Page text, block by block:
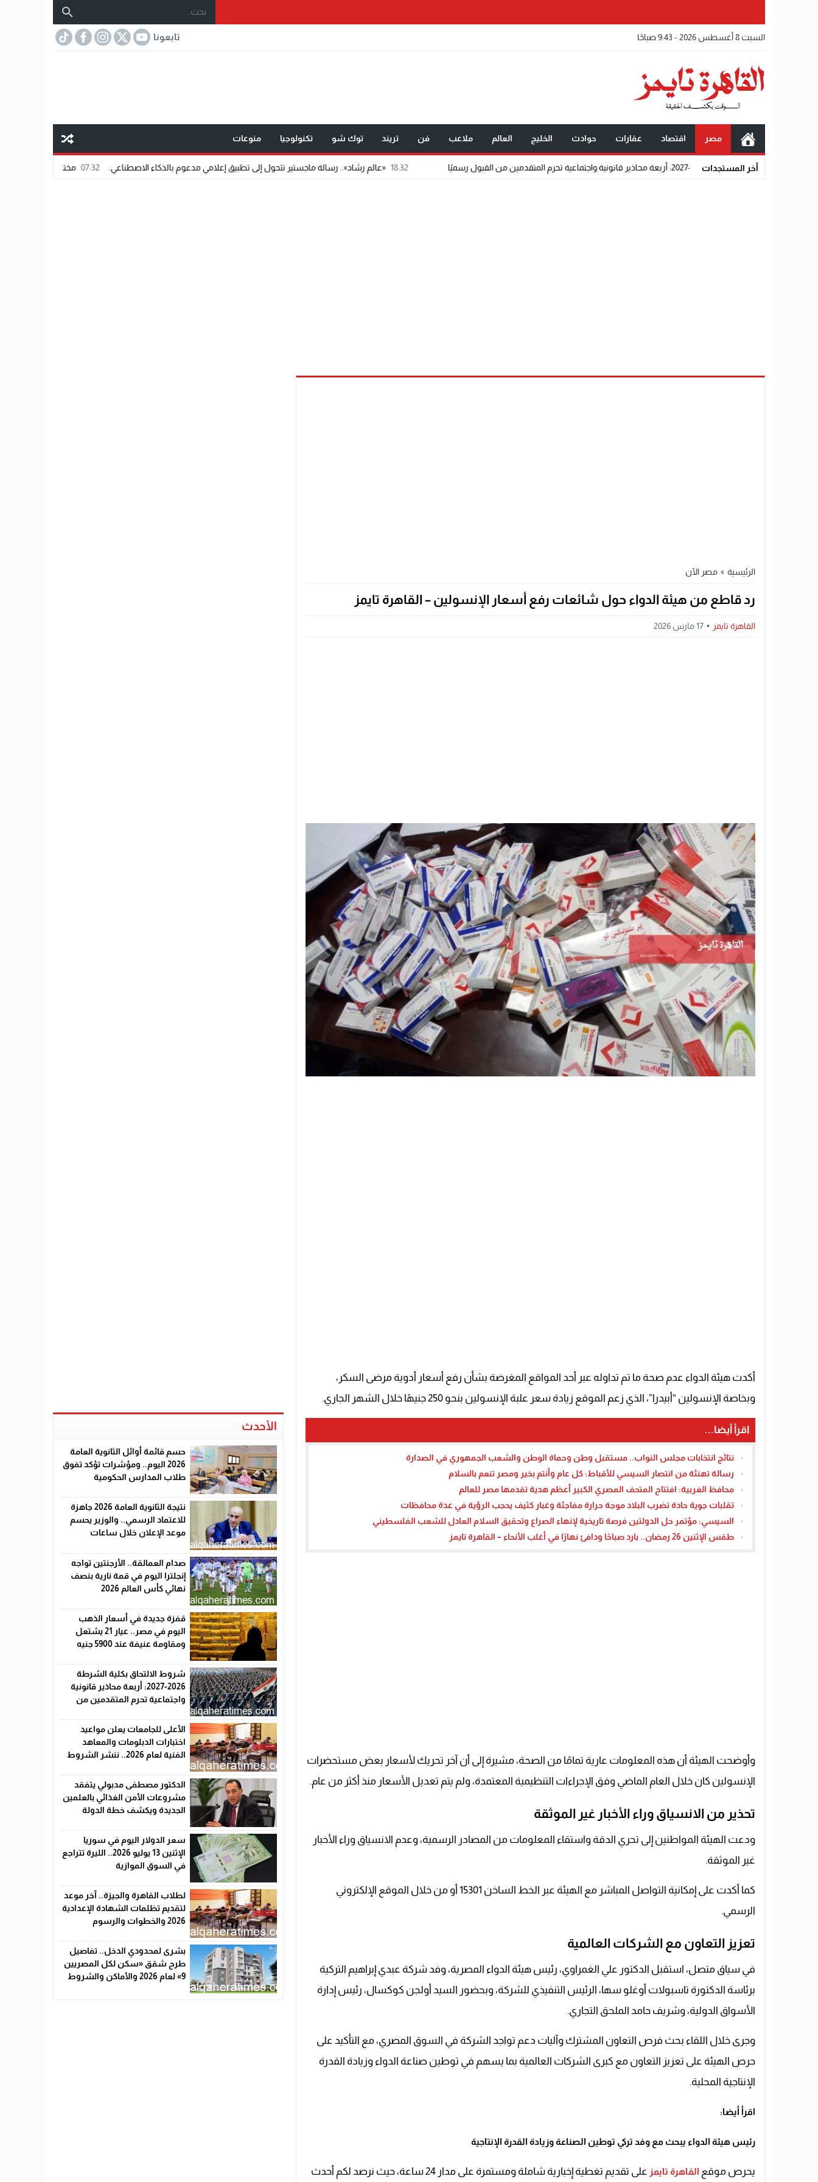
السبت 8 أغسطس 2026 - 9:43 صباحًا تابعونا
مصر اقتصاد عقارات حوادث الخليج العالم ملاعب فن تريند توك شو تكنولوجيا منوعات
أخر المستجدات 18:32 «عالم رشاد».. رسالة ماجستير تتحول إلى تطبيق إعلامي مدعوم بالذكاء الاصطناعي. 07:32 مختار عتمان.. «صديق المشاهير».. اسم
الرئيسية » مصر الآن
رد قاطع من هيئة الدواء حول شائعات رفع أسعار الإنسولين – القاهرة تايمز
القاهرة تايمز 17 مارس 2026
أكدت هيئة الدواء عدم صحة ما تم تداوله عبر أحد المواقع المغرضة بشأن رفع أسعار أدوية مرضى السكر،
وبخاصة الإنسولين “أبيدرا”، الذي زعم الموقع زيادة سعر علبة الإنسولين بنحو 250 جنيهًا خلال الشهر الجاري.
اقرأ أيضا...
نتائج انتخابات مجلس النواب.. مستقبل وطن وحماة الوطن والشعب الجمهوري في الصدارة
رسالة تهنئة من انتصار السيسي للأقباط: كل عام وأنتم بخير ومصر تنعم بالسلام
محافظ الغربية: افتتاح المتحف المصري الكبير أعظم هدية تقدمها مصر للعالم
تقلبات جوية حادة تضرب البلاد موجة حرارة مفاجئة وغبار كثيف يحجب الرؤية في عدة محافظات
السيسي: مؤتمر حل الدولتين فرصة تاريخية لإنهاء الصراع وتحقيق السلام العادل للشعب الفلسطيني
طقس الإثنين 26 رمضان.. بارد صباحًا ودافئ نهارًا في أغلب الأنحاء – القاهرة تايمز
وأوضحت الهيئة أن هذه المعلومات عارية تمامًا من الصحة، مشيرة إلى أن آخر تحريك لأسعار بعض مستحضرات
الإنسولين كان خلال العام الماضي وفق الإجراءات التنظيمية المعتمدة، ولم يتم تعديل الأسعار منذ أكثر من عام.
تحذير من الانسياق وراء الأخبار غير الموثقة
ودعت الهيئة المواطنين إلى تحري الدقة واستقاء المعلومات من المصادر الرسمية، وعدم الانسياق وراء الأخبار
غير الموثقة.
كما أكدت على إمكانية التواصل المباشر مع الهيئة عبر الخط الساخن 15301 أو من خلال الموقع الإلكتروني
الرسمي.
تعزيز التعاون مع الشركات العالمية
في سياق متصل، استقبل الدكتور علي الغمراوي، رئيس هيئة الدواء المصرية، وفد شركة عبدي إبراهيم التركية
برئاسة الدكتورة تاسبولات أوغلو سها، الرئيس التنفيذي للشركة، وبحضور السيد أولجن كوكسال، رئيس إدارة
الأسواق الدولية، وشريف حامد الملحق التجاري.
وجرى خلال اللقاء بحث فرص التعاون المشترك وآليات دعم تواجد الشركة في السوق المصري، مع التأكيد على
حرص الهيئة على تعزيز التعاون مع كبرى الشركات العالمية بما يسهم في توطين صناعة الدواء وزيادة القدرة
الإنتاجية المحلية.
اقرأ أيضا:
رئيس هيئة الدواء يبحث مع وفد تركي توطين الصناعة وزيادة القدرة الإنتاجية
يحرص موقع القاهرة تايمز على تقديم تغطية إخبارية شاملة ومستمرة على مدار 24 ساعة، حيث نرصد لكم أحدث
الأحدث
حسم قائمة أوائل الثانوية العامة
2026 اليوم.. ومؤشرات تؤكد تفوق
طلاب المدارس الحكومية
نتيجة الثانوية العامة 2026 جاهزة
للاعتماد الرسمي.. والوزير يحسم
موعد الإعلان خلال ساعات
صدام العمالقة.. الأرجنتين تواجه
إنجلترا اليوم في قمة نارية بنصف
نهائي كأس العالم 2026
قفزة جديدة في أسعار الذهب
اليوم في مصر.. عيار 21 يشتعل
ومقاومة عنيفة عند 5900 جنيه
شروط الالتحاق بكلية الشرطة
2026-2027: أربعة محاذير قانونية
واجتماعية تحرم المتقدمين من
الأعلى للجامعات يعلن مواعيد
اختبارات الدبلومات والمعاهد
الفنية لعام 2026.. ننشر الشروط
الدكتور مصطفى مدبولي يتفقد
مشروعات الأمن الغذائي بالعلمين
الجديدة ويكشف خطة الدولة
سعر الدولار اليوم في سوريا
الإثنين 13 يوليو 2026.. الليرة تتراجع
في السوق الموازية
لطلاب القاهرة والجيزة.. آخر موعد
لتقديم تظلمات الشهادة الإعدادية
2026 والخطوات والرسوم
بشرى لمحدودي الدخل.. تفاصيل
طرح شقق «سكن لكل المصريين
9» لعام 2026 والأماكن والشروط